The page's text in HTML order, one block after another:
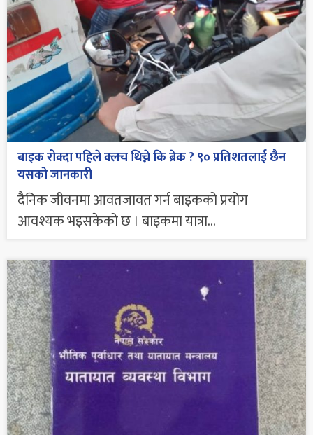
बाइक रोक्दा पहिले क्लच थिच्ने कि ब्रेक ? ९० प्रतिशतलाई छैन
यसको जानकारी
दैनिक जीवनमा आवतजावत गर्न बाइकको प्रयोग
आवश्यक भइसकेको छ । बाइकमा यात्रा...